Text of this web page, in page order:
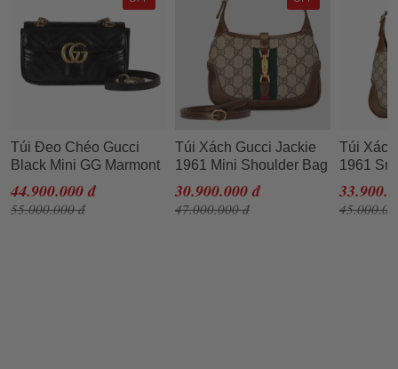
Túi Đeo Chéo Gucci
Black Mini GG Marmont
Bag Màu Đen N-QL
44.900.000 đ
55.000.000 đ
Túi Xách Gucci Jackie
1961 Mini Shoulder Bag
Màu Nâu N-QL
30.900.000 đ
47.000.000 đ
Túi
1961
Màu